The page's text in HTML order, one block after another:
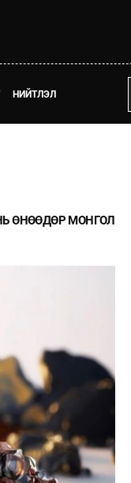
НИЙТЛЭЛ
ӨНӨӨДӨР МОНГОЛ
ШАХМАЛ ТҮЛШ
435 ЦЭГ